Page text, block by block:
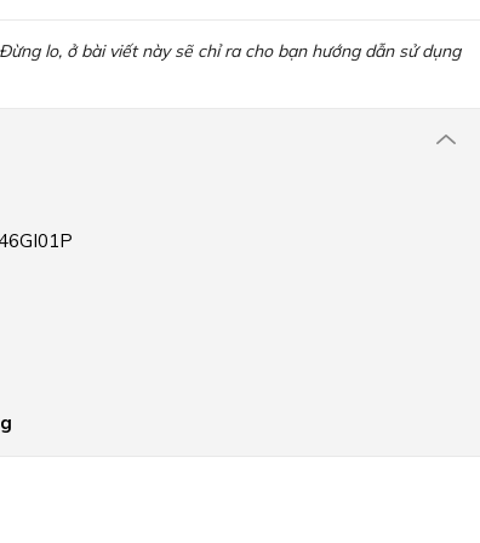
lo, ở bài viết này sẽ chỉ ra cho bạn hướng dẫn sử dụng